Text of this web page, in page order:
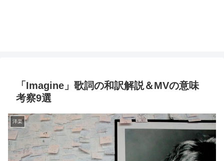
「Imagine」歌詞の和訳解説＆MVの意味
考察9選
洋楽